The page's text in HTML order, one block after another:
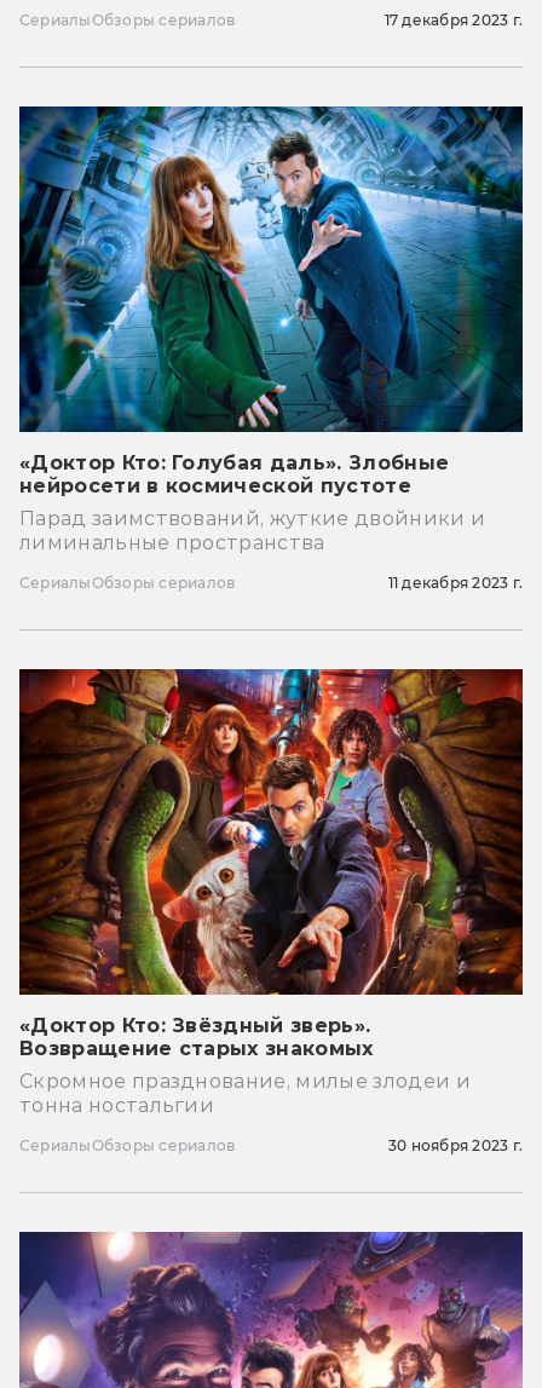
СериалыОбзоры сериалов 17 декабря 2023 г.
«Доктор Кто: Голубая даль». Злобные
нейросети в космической пустоте
Парад заимствований, жуткие двойники и
лиминальные пространства
СериалыОбзоры сериалов 11 декабря 2023 г.
«Доктор Кто: Звёздный зверь».
Возвращение старых знакомых
Скромное празднование, милые злодеи и
тонна ностальгии
СериалыОбзоры сериалов 30 ноября 2023 г.